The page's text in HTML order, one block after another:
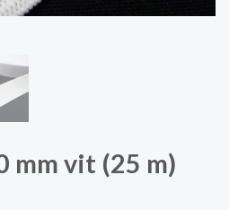
mm vit (25 m)